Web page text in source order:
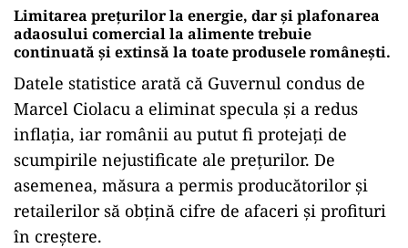
Limitarea prețurilor la energie, dar și plafonarea
adaosului comercial la alimente trebuie
continuată și extinsă la toate produsele românești.
Datele statistice arată că Guvernul condus de
Marcel Ciolacu a eliminat specula și a redus
inflația, iar românii au putut fi protejați de
scumpirile nejustificate ale prețurilor. De
asemenea, măsura a permis producătorilor și
retailerilor să obțină cifre de afaceri și profituri
în creștere.